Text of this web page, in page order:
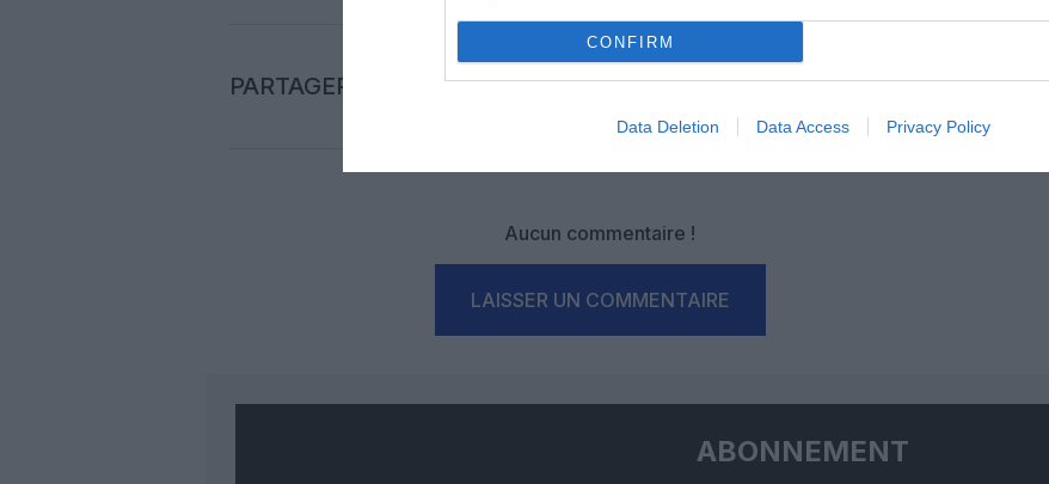
CONFIRM
Data Deletion Data Access Privacy Policy
PARTAGER L'ARTICLE
Facebook
Twitter PinterestLinkedInEmail Print
Aucun commentaire !
LAISSER UN COMMENTAIRE
ABONNEMENT